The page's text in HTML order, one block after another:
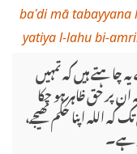
baʿdi mā
yatiya l-lahu bi-
ہیں کہ تمہیں
ان پر حق ظاہر ہو چکا
اللہ اپنا حکم بھیجے،
ہے۔